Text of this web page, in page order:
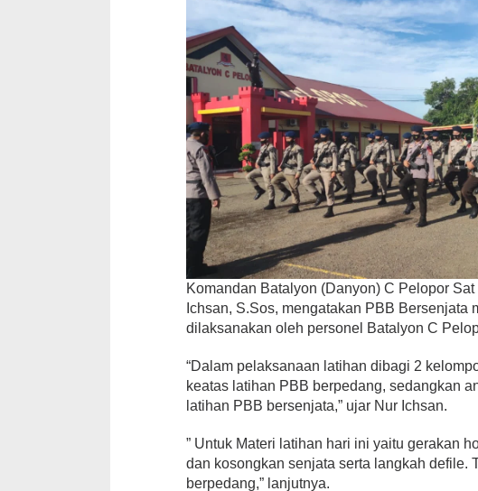
Komandan Batalyon (Danyon) C Pelopor
Ichsan, S.Sos, mengatakan PBB Bersenjata
dilaksanakan oleh personel Batalyon C
“Dalam pelaksanaan latihan dibagi 2
keatas latihan PBB berpedang, sedangkan
latihan PBB bersenjata,” ujar Nur Ichsan.
” Untuk Materi latihan hari ini yaitu gerakan
dan kosongkan senjata serta langkah defile.
berpedang,” lanjutnya.